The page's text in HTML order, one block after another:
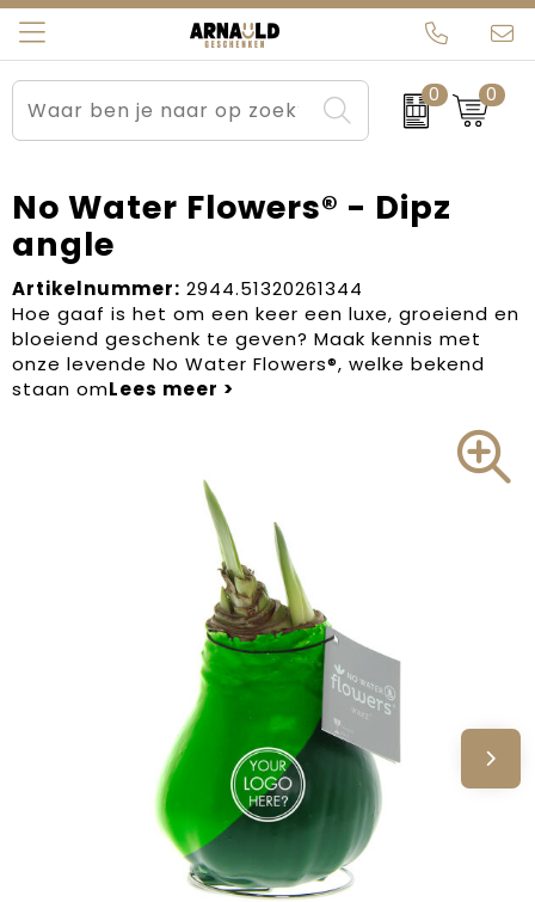
0 0
Relatiegeschenken
Sportkleding
Werkkleding
Kleding en textiel
Tassen
Beurs en Evenementen
Brievenbuspakketten
Carnaval
Dag van de Zorg
Kerstartikelen
Voetbal, EK en WK
Voor de bouw
Zomergeschenken
Zomerpakketten
Arnauld Kerstpakketten
MijnEigenKadootje
Ons team
Contact
Blogs
No Water Flowers® - Dipz
angle
Artikelnummer: 2944.51320261344
Hoe gaaf is het om een keer een luxe, groeiend en
bloeiend geschenk te geven? Maak kennis met
onze levende No Water Flowers®, welke bekend
staan om